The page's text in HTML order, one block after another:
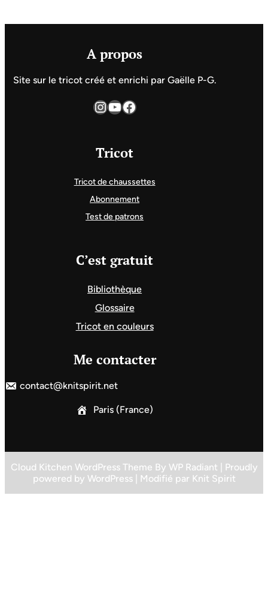
A propos
Site sur le tricot créé et enrichi par Gaëlle P-G.
InstagramYouTube Facebook
Tricot
Tricot de chaussettes
Abonnement
Test de patrons
C’est gratuit
Bibliothèque
Glossaire
Tricot en couleurs
Me contacter
contact@knitspirit.net
Paris (France)
Cloud Kitchen WordPress Theme By WP Radiant | Proudly
powered by WordPress| Modifié par Knit Spirit